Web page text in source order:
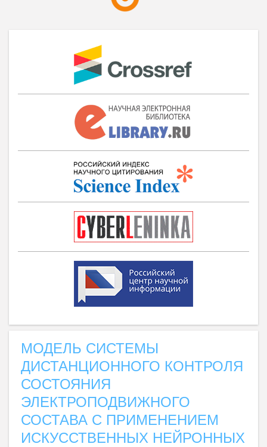
МОДЕЛЬ СИСТЕМЫ
ДИСТАНЦИОННОГО КОНТРОЛЯ
СОСТОЯНИЯ
ЭЛЕКТРОПОДВИЖНОГО
СОСТАВА С ПРИМЕНЕНИЕМ
ИСКУССТВЕННЫХ НЕЙРОННЫХ